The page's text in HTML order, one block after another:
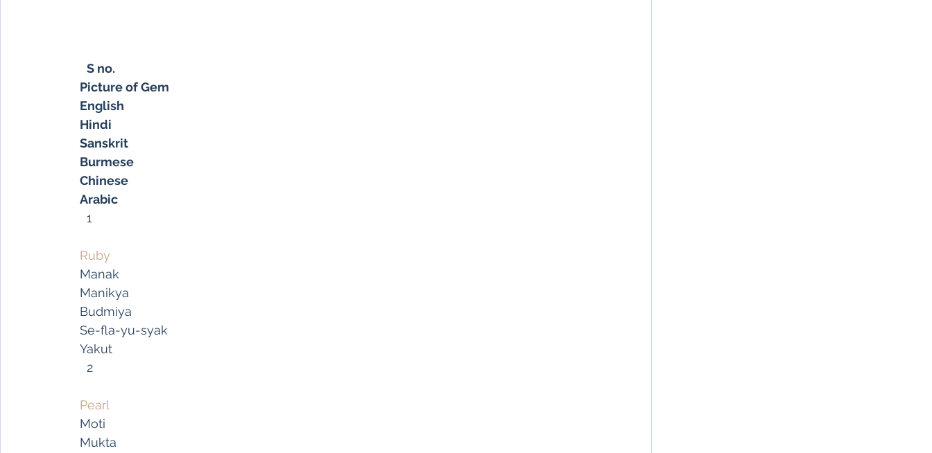
S no.
Picture of Gem
English
Hindi
Sanskrit
Burmese
Chinese
Arabic
     1
Ruby
   Manak
   Manikya
   Budmiya
   Se-fla-yu-syak
   Yakut
     2
Pearl
   Moti
   Mukta